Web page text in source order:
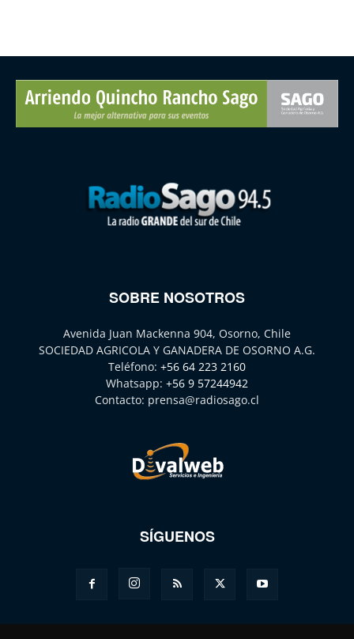
SOBRE NOSOTROS
Avenida Juan Mackenna 904, Osorno, Chile
SOCIEDAD AGRICOLA Y GANADERA DE OSORNO A.G.
Teléfono: +56 64 223 2160
Whatsapp: +56 9 57244942
Contacto: prensa@radiosago.cl
SÍGUENOS